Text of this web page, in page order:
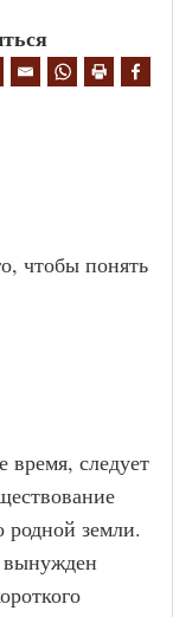
i
o
чтобы понять
время, следует
родной земли.